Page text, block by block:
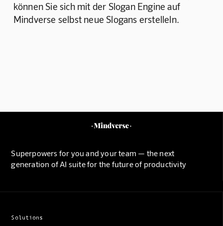
können Sie sich mit der Slogan Engine auf
Mindverse selbst neue Slogans erstelleln.
Superpowers for you and your team — the next
generation of AI suite for the future of productivity
Solutions